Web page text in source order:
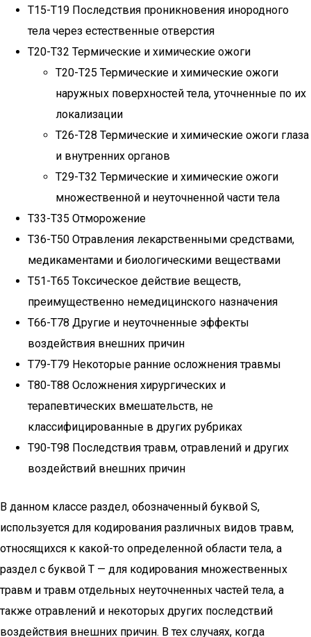
T15-T19 Последствия проникновения инородного
тела через естественные отверстия
T20-T32 Термические и химические ожоги
T20-T25 Термические и химические ожоги
наружных поверхностей тела, уточненные по их
локализации
T26-T28 Термические и химические ожоги глаза
и внутренних органов
T29-T32 Термические и химические ожоги
множественной и неуточненной части тела
T33-T35 Отморожение
T36-T50 Отравления лекарственными средствами,
медикаментами и биологическими веществами
T51-T65 Токсическое действие веществ,
преимущественно немедицинского назначения
T66-T78 Другие и неуточненные эффекты
воздействия внешних причин
T79-T79 Некоторые ранние осложнения травмы
T80-T88 Осложнения хирургических и
терапевтических вмешательств, не
классифицированные в других рубриках
T90-T98 Последствия травм, отравлений и других
воздействий внешних причин
В данном классе раздел, обозначенный буквой S,
используется для кодирования различных видов травм,
относящихся к какой-то определенной области тела, а
раздел с буквой T — для кодирования множественных
травм и травм отдельных неуточненных частей тела, а
также отравлений и некоторых других последствий
воздействия внешних причин. В тех случаях, когда